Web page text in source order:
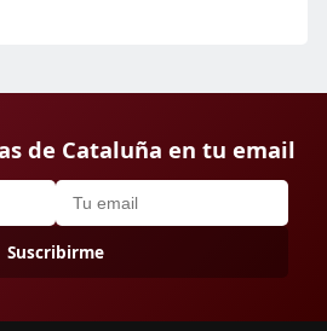
de Cataluña en tu email
Suscribirme